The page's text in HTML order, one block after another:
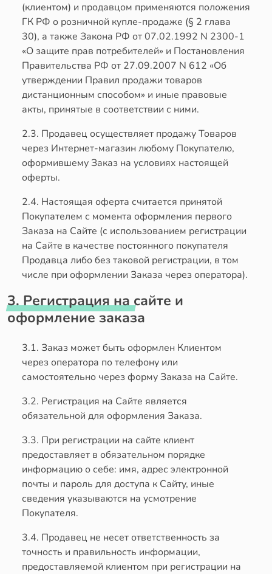
(клиентом) и продавцом применяются положения
ГК РФ о розничной купле-продаже (§ 2 глава
30), а также Закона РФ от 07.02.1992 N 2300-1
«О защите прав потребителей» и Постановления
Правительства РФ от 27.09.2007 N 612 «Об
утверждении Правил продажи товаров
дистанционным способом» и иные правовые
акты, принятые в соответствии с ними.
2.3. Продавец осуществляет продажу Товаров
через Интернет-магазин любому Покупателю,
оформившему Заказ на условиях настоящей
оферты.
2.4. Настоящая оферта считается принятой
Покупателем с момента оформления первого
Заказа на Сайте (с использованием регистрации
на Сайте в качестве постоянного покупателя
Продавца либо без таковой регистрации, в том
числе при оформлении Заказа через оператора).
3. Регистрация на сайте и
оформление заказа
3.1. Заказ может быть оформлен Клиентом
через оператора по телефону или
самостоятельно через форму Заказа на Сайте.
3.2. Регистрация на Сайте является
обязательной для оформления Заказа.
3.3. При регистрации на сайте клиент
предоставляет в обязательном порядке
информацию о себе: имя, адрес электронной
почты и пароль для доступа к Сайту, иные
сведения указываются на усмотрение
Покупателя.
3.4. Продавец не несет ответственность за
точность и правильность информации,
предоставляемой клиентом при регистрации на